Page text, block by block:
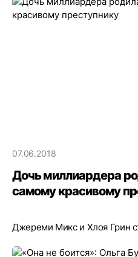
07.06.2018
Дочь миллиардера
самому красивому
Джереми Микс и Хлоя Грин